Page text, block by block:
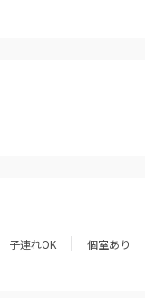
子連れOK 個室あり